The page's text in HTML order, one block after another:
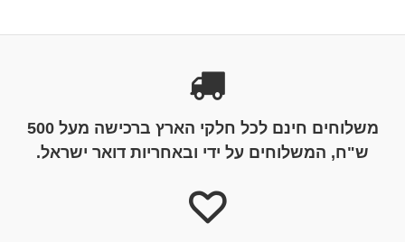
משלוחים חינם לכל חלקי הארץ ברכישה מעל 500
ש"ח, המשלוחים על ידי ובאחריות דואר ישראל.